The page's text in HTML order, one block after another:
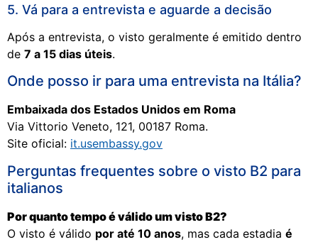
5. Vá para a entrevista e aguarde a decisão
Após a entrevista, o visto geralmente é emitido dentro
de 7 a 15 dias úteis.
Onde posso ir para uma entrevista na Itália?
Embaixada dos Estados Unidos em Roma
Via Vittorio Veneto, 121, 00187 Roma.
Site oficial: it.usembassy.gov
Perguntas frequentes sobre o visto B2 para
italianos
Por quanto tempo é válido um visto B2?
O visto é válido por até 10 anos, mas cada estadia é